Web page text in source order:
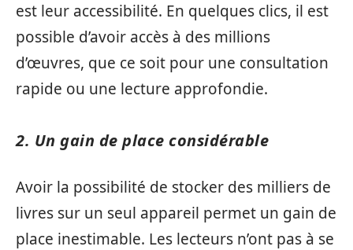
est leur accessibilité. En quelques clics, il est
possible d’avoir accès à des millions
d’œuvres, que ce soit pour une consultation
rapide ou une lecture approfondie.
2. Un gain de place considérable
Avoir la possibilité de stocker des milliers de
livres sur un seul appareil permet un gain de
place inestimable. Les lecteurs n’ont pas à se